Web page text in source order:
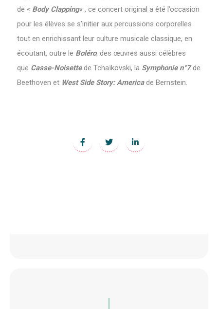
de « Body Clapping« , ce concert original a été l’occasion
pour les élèves se s’initier aux percussions corporelles
tout en enrichissant leur culture musicale classique, en
écoutant, outre le Boléro, des œuvres aussi célèbres
que Casse-Noisettede Tchaïkovski, la Symphonie n°7de
Beethoven et West Side Story: Americade Bernstein.